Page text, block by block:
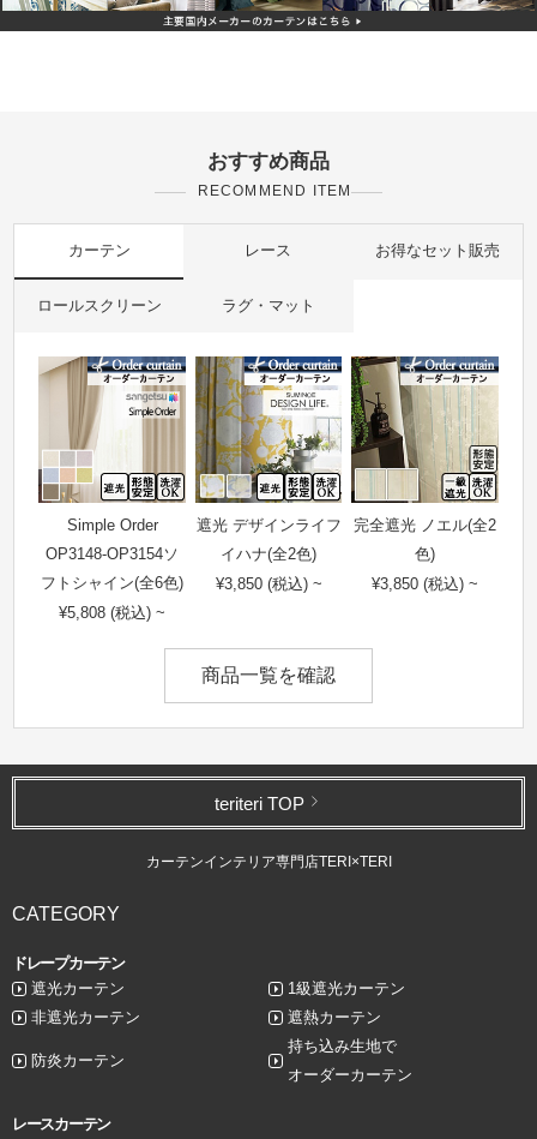
おすすめ商品
RECOMMEND ITEM
カーテン レース お得なセット販売
ロールスクリーン ラグ・マット
Simple Order
OP3148-OP3154ソ
フトシャイン(全6色)
¥5,808 (税込) ~
遮光 デザインライフ
イハナ(全2色)
¥3,850 (税込) ~
完全遮光 ノエル(全2
色)
¥3,850 (税込) ~
商品一覧を確認
teriteri TOP
カーテンインテリア専門店TERI×TERI
CATEGORY
ドレープカーテン
遮光カーテン
1級遮光カーテン
非遮光カーテン
遮熱カーテン
防炎カーテン
持ち込み生地で
オーダーカーテン
レースカーテン